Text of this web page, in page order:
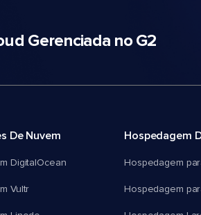
Gerenciada no G2
De Nuvem
DigitalOcean
Vultr
Hospedagem
Hospedagem
Hospedagem